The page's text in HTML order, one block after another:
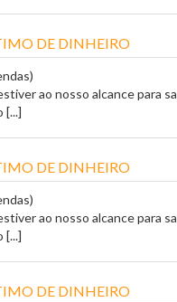
DE DINHEIRO
ao nosso alcance para
[...]
DE DINHEIRO
ao nosso alcance para
[...]
DE DINHEIRO